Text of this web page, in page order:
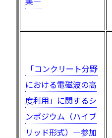
「コンクリート分野
における電磁波の高
度利用」に関するシ
ンポジウム（ハイブ
リッド形式）—参加